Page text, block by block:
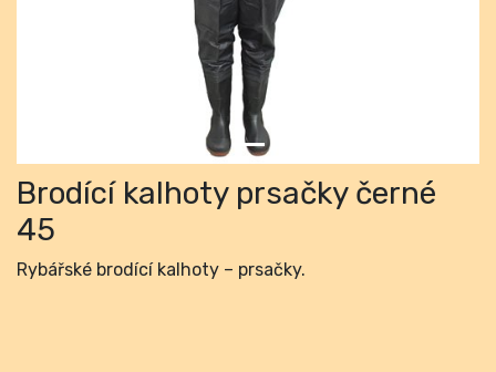
Brodící kalhoty prsačky černé
45
Rybářské brodící kalhoty – prsačky.